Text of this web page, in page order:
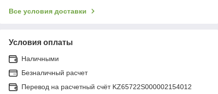
Все условия доставки
Условия оплаты
Наличными
Безналичный расчет
Перевод на расчетный счёт KZ65722S000002154012